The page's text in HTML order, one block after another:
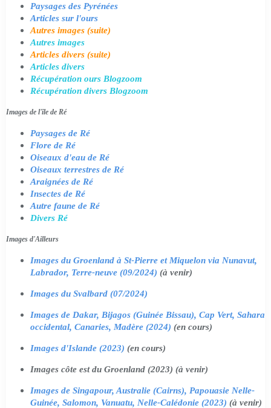
Paysages des Pyrénées
Articles sur l'ours
Autres images (suite)
Autres images
Articles divers (suite)
Articles divers
Récupération ours Blogzoom
Récupération divers Blogzoom
Images de l'île de Ré
Paysages de Ré
Flore de Ré
Oiseaux d'eau de Ré
Oiseaux terrestres de Ré
Araignées de Ré
Insectes de Ré
Autre faune de Ré
Divers Ré
Images d'Ailleurs
Images du Groenland à St-Pierre et Miquelon via Nunavut,
Labrador, Terre-neuve (09/2024) (à venir)
Images du Svalbard (07/2024)
Images de Dakar, Bijagos (Guinée Bissau), Cap Vert, Sahara
occidental, Canaries, Madère (2024) (en cours)
Images d'Islande (2023) (en cours)
Images côte est du Groenland (2023) (à venir)
Images de Singapour, Australie (Cairns), Papouasie Nelle-
Guinée, Salomon, Vanuatu, Nelle-Calédonie (2023) (à venir)